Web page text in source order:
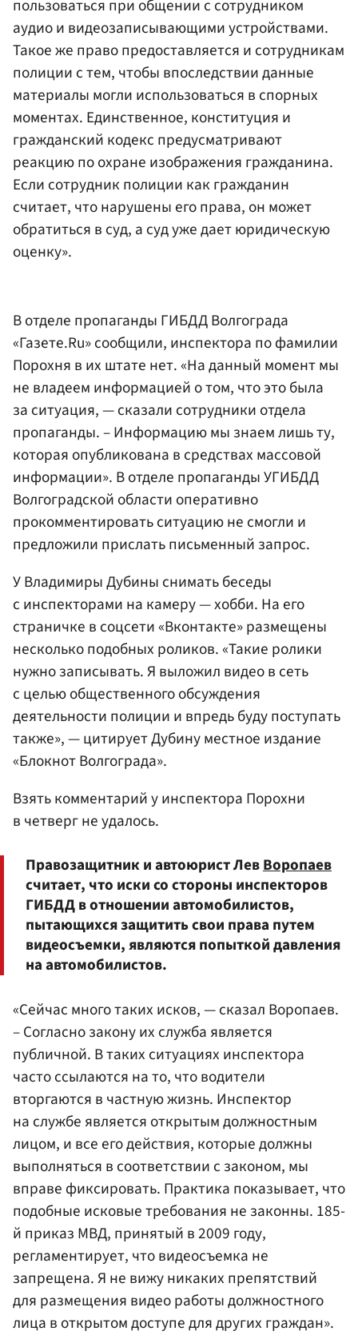
пользоваться при общении с сотрудником
аудио и видеозаписывающими устройствами.
Такое же право предоставляется и сотрудникам
полиции с тем, чтобы впоследствии данные
материалы могли использоваться в спорных
моментах. Единственное, конституция и
гражданский кодекс предусматривают
реакцию по охране изображения гражданина.
Если сотрудник полиции как гражданин
считает, что нарушены его права, он может
обратиться в суд, а суд уже дает юридическую
оценку».
В отделе пропаганды ГИБДД Волгограда
«Газете.Ru» сообщили, инспектора по фамилии
Порохня в их штате нет. «На данный момент мы
не владеем информацией о том, что это была
за ситуация, — сказали сотрудники отдела
пропаганды. – Информацию мы знаем лишь ту,
которая опубликована в средствах массовой
информации». В отделе пропаганды УГИБДД
Волгоградской области оперативно
прокомментировать ситуацию не смогли и
предложили прислать письменный запрос.
У Владимиры Дубины снимать беседы
с инспекторами на камеру — хобби. На его
страничке в соцсети «Вконтакте» размещены
несколько подобных роликов. «Такие ролики
нужно записывать. Я выложил видео в сеть
с целью общественного обсуждения
деятельности полиции и впредь буду поступать
также», — цитирует Дубину местное издание
«Блокнот Волгограда».
Взять комментарий у инспектора Порохни
в четверг не удалось.
Правозащитник и автоюрист ЛевВоропаев
считает, что иски со стороны инспекторов
ГИБДД в отношении автомобилистов,
пытающихся защитить свои права путем
видеосъемки, являются попыткой давления
на автомобилистов.
«Сейчас много таких исков, — сказал Воропаев.
– Согласно закону их служба является
публичной. В таких ситуациях инспектора
часто ссылаются на то, что водители
вторгаются в частную жизнь. Инспектор
на службе является открытым должностным
лицом, и все его действия, которые должны
выполняться в соответствии с законом, мы
вправе фиксировать. Практика показывает, что
подобные исковые требования не законны. 185-
й приказ МВД, принятый в 2009 году,
регламентирует, что видеосъемка не
запрещена. Я не вижу никаких препятствий
для размещения видео работы должностного
лица в открытом доступе для других граждан».